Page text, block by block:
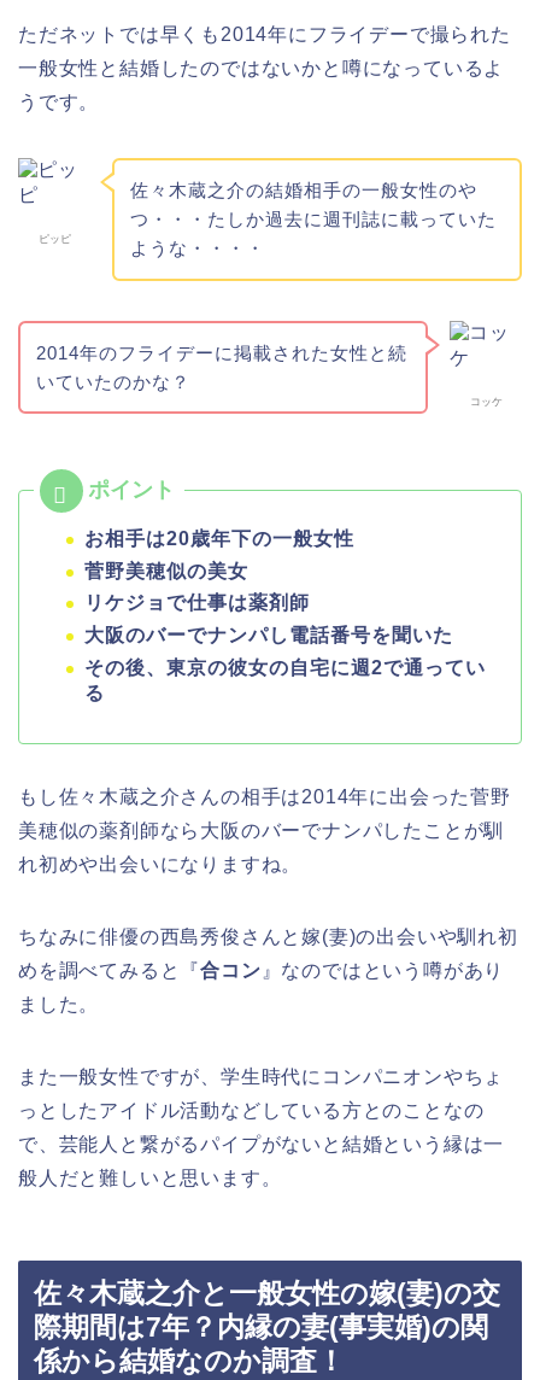
ただネットでは早くも2014年にフライデーで撮られた
一般女性と結婚したのではないかと噂になっているよ
うです。
ピッピ
佐々木蔵之介の結婚相手の一般女性のや
つ・・・たしか過去に週刊誌に載っていた
ような・・・・
コッケ
2014年のフライデーに掲載された女性と続
いていたのかな？
お相手は20歳年下の一般女性
菅野美穂似の美女
リケジョで仕事は薬剤師
大阪のバーでナンパし電話番号を聞いた
その後、東京の彼女の自宅に週2で通ってい
る
もし佐々木蔵之介さんの相手は2014年に出会った菅野
美穂似の薬剤師なら大阪のバーでナンパしたことが馴
れ初めや出会いになりますね。
ちなみに俳優の西島秀俊さんと嫁(妻)の出会いや馴れ初
めを調べてみると『合コン 』なのではという噂があり
ました。
また一般女性ですが、学生時代にコンパニオンやちょ
っとしたアイドル活動などしている方とのことなの
で、芸能人と繋がるパイプがないと結婚という縁は一
般人だと難しいと思います。
佐々木蔵之介と一般女性の嫁(妻)の交
際期間は7年？内縁の妻(事実婚)の関
係から結婚なのか調査！